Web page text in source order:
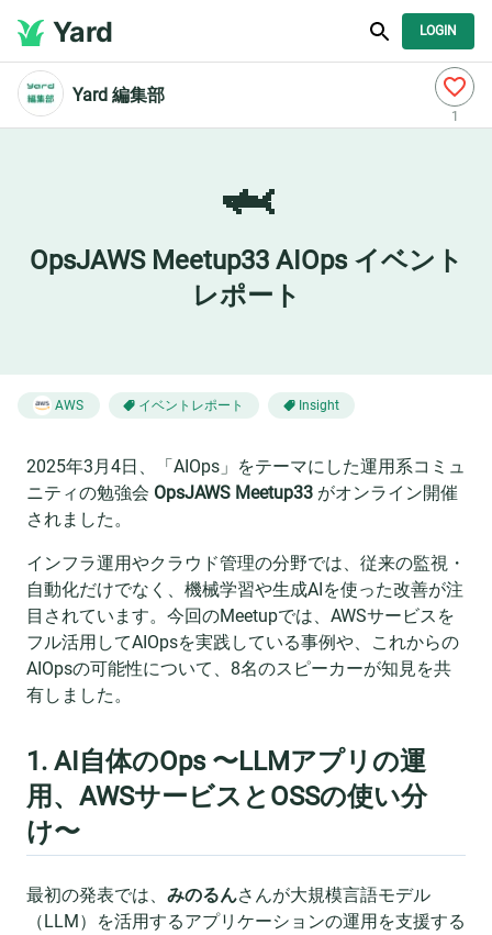
Yard LOGIN
Yard 編集部
1
🦈
OpsJAWS Meetup33 AIOps イベント
レポート
AWS イベントレポート Insight
2025年3月4日、「AIOps」をテーマにした運用系コミュ
ニティの勉強会 OpsJAWS Meetup33 がオンライン開催
されました。
インフラ運用やクラウド管理の分野では、従来の監視・
自動化だけでなく、機械学習や生成AIを使った改善が注
目されています。今回のMeetupでは、AWSサービスを
フル活用してAIOpsを実践している事例や、これからの
AIOpsの可能性について、8名のスピーカーが知見を共
有しました。
1. AI自体のOps 〜LLMアプリの運
用、AWSサービスとOSSの使い分
け〜
最初の発表では、 みのるんさんが大規模言語モデル
（LLM）を活用するアプリケーションの運用を支援する